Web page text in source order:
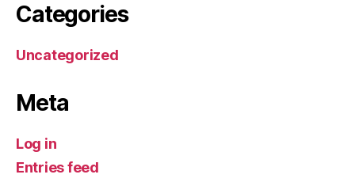
Categories
Uncategorized
Meta
Log in
Entries feed